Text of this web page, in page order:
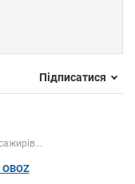
Підписатися